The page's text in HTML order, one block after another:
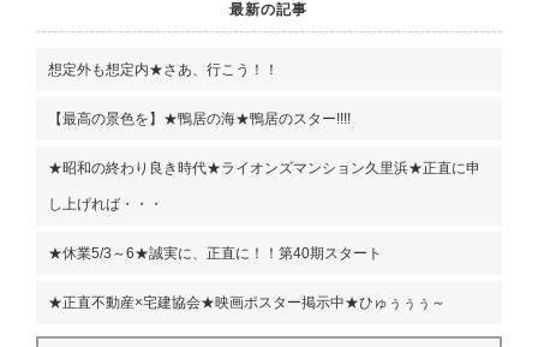
最新の記事
想定外も想定内★さあ、行こう！！
【最高の景色を】★鴨居の海★鴨居のスター!!!!
★昭和の終わり良き時代★ライオンズマンション久里浜★正直に申
し上げれば・・・
★休業5/3～6★誠実に、正直に！！第40期スタート
★正直不動産×宅建協会★映画ポスター掲示中★ひゅぅぅぅ～